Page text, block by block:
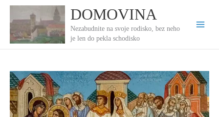
obsah
DOMOVINA
Nezabudnite na svoje rodisko, bez neho
je len do pekla schodisko